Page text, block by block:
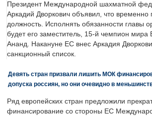
Президент Международной шахматной
Аркадий Дворкович объявил, что временно
должность. Исполнять обязанности главы
будет его заместитель, 15-й чемпион мира
Ананд. Накануне ЕС внес Аркадия
санкционный список.
Девять стран призвали лишить МОК
допуска россиян, но они очевидно в
Ряд европейских стран предложили
финансирование со стороны ЕС